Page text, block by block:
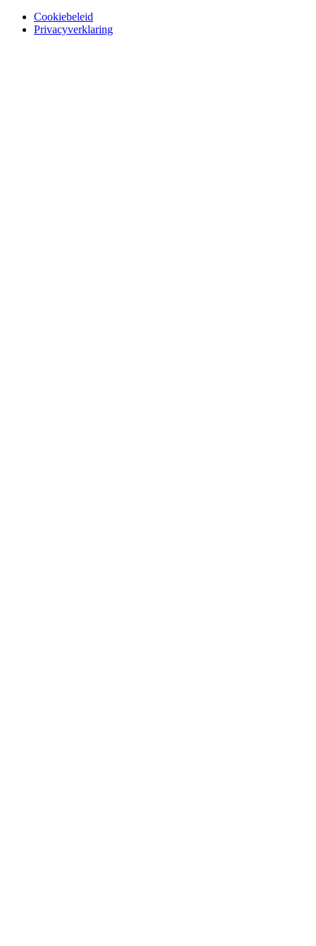
Cookiebeleid
Privacyverklaring